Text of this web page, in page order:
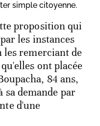
simple citoyenne.
proposition qui
les instances
remerciant de
ont placée
84 ans,
sa demande par
d'une